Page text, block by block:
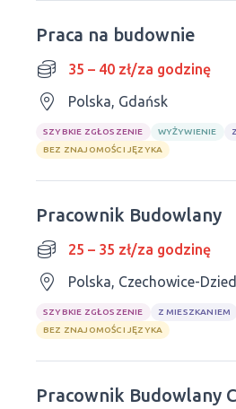
Praca na budownie
35 – 40 zł/za godzinę
Polska, Gdańsk
SZYBKIE ZGŁOSZENIE WYŻYWIENIE
BEZ ZNAJOMOŚCI JĘZYKA
Pracownik Budowlany
25 – 35 zł/za godzinę
Polska, Czechowice-
SZYBKIE ZGŁOSZENIE
Z MIESZKANIEM
BEZ ZNAJOMOŚCI JĘZYKA
Pracownik Budowlany